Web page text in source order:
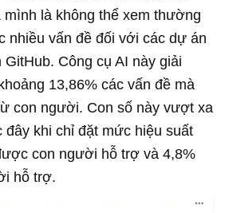
mình là không thể xem thường
nhiều vấn đề đối với các dự án
Công cụ AI này giải
13,86% các vấn đề mà
con người. Con số này vượt xa
khi chỉ đặt mức hiệu suất
con người hỗ trợ và 4,8%
hỗ trợ.